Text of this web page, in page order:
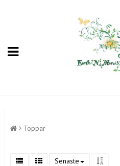
Toppar
Senaste